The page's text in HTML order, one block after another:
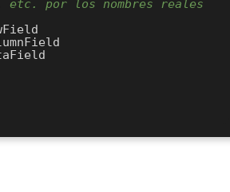
etc. por los nombres reales